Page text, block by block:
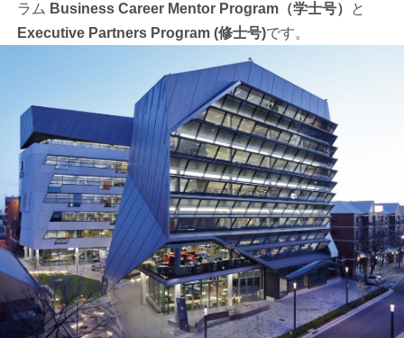
ラム Business Career Mentor Program（学士号）
と
Executive Partners Program (修士号)です。